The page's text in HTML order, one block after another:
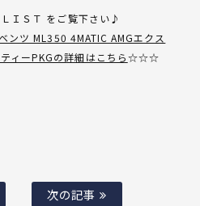
ＩＳＴ をご覧下さい♪
ンツ ML350 4MATIC AMGエクス
ィーPKGの詳細はこちら☆☆☆
次の記事